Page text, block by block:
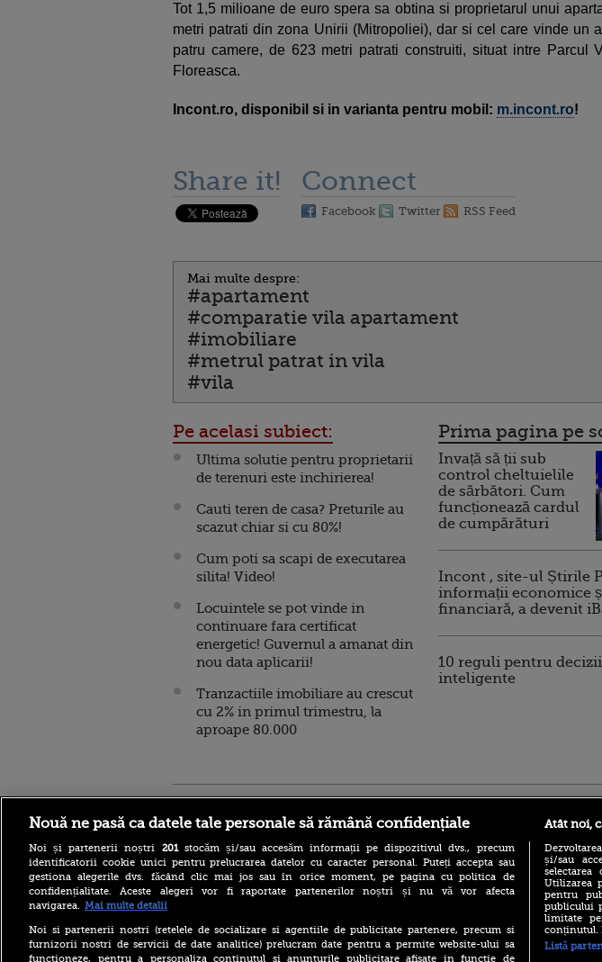
Tot 1,5 milioane de euro spera sa obtina si proprietarul unui
metri patrati din zona Unirii (Mitropoliei), dar si cel care vinde un
patru camere, de 623 metri patrati construiti, situat intre Parcul
Floreasca.
Incont.ro, disponibil si in varianta pentru mobil: m.incont.ro!
Share it! Connect
Facebook Twitter RSS Feed
Mai multe despre:
#apartament
#comparatie vila apartament
#imobiliare
#metrul patrat in vila
#vila
Pe acelasi subiect:
Ultima solutie pentru proprietarii
de terenuri este inchirierea!
Cauti teren de casa? Preturile au
scazut chiar si cu 80%!
Cum poti sa scapi de executarea
silita! Video!
Locuintele se pot vinde in
continuare fara certificat
energetic! Guvernul a amanat din
nou data aplicarii!
Tranzactiile imobiliare au crescut
cu 2% in primul trimestru, la
aproape 80.000
Prima pagina pe
Invață să ții sub
control cheltuielile
de sărbători. Cum
funcționează cardul
de cumpărături
Incont , site-ul Știrile
informații economice
financiară, a devenit
10 reguli pentru
inteligente
româncă a fost arestată în
Germania pentru spionaj în
favoarea Rusiei
(P)
Nouă ne pasă ca datele tale personale să rămână confidențiale
Noi și partenerii noștri 201stocăm și/sau accesăm informații pe dispozitivul dvs., precum
identificatorii cookie unici pentru prelucrarea datelor cu caracter personal. Puteți accepta sau
gestiona alegerile dvs. făcând clic mai jos sau în orice moment, pe pagina cu politica de
confidențialitate. Aceste alegeri vor fi raportate partenerilor noștri și nu vă vor afecta
navigarea. Mai multe detalii
Noi si partenerii nostri (retelele de socializare si agentiile de publicitate partenere, precum si
furnizorii nostri de servicii de date analitice) prelucram date pentru a permite website-ului sa
functioneze, pentru a personaliza continutul si anunturile publicitare afisate in functie de
Atât noi,
și/sau
Utilizarea
pentru
publicului
limitate
conținutul.
Listă